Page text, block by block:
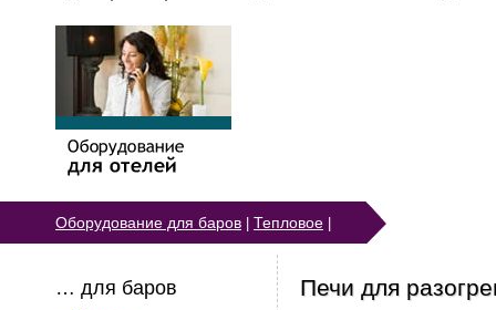
Оборудование для баров Тепловое
… для баров Печи для